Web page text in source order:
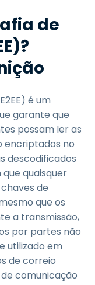
de
é um
garante que
possam ler as
encriptados no
descodificados
quaisquer
de
que os
a transmissão,
por partes não
utilizado em
de correio
comunicação